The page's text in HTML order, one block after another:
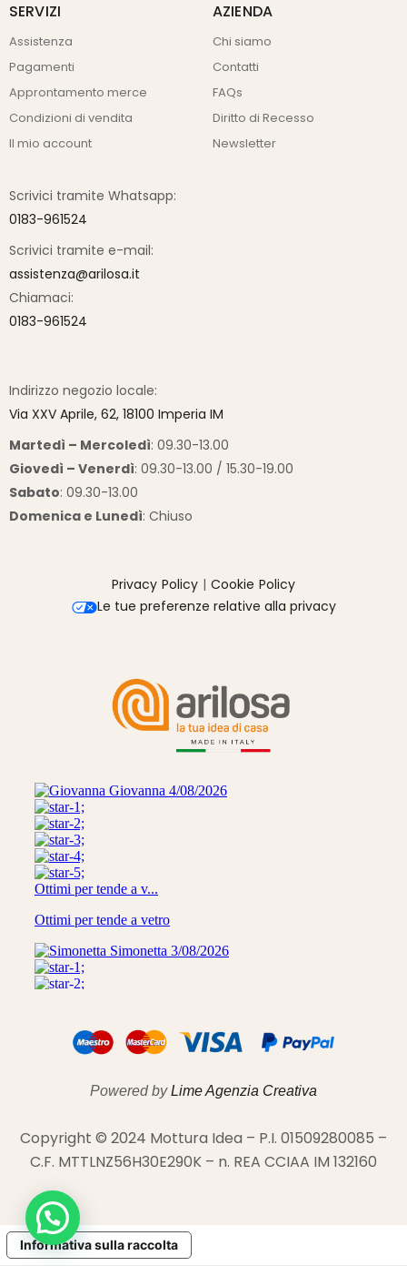
SERVIZI
Assistenza
Pagamenti
Approntamento merce
Condizioni di vendita
Il mio account
AZIENDA
Chi siamo
Contatti
FAQs
Diritto di Recesso
Newsletter
Scrivici tramite Whatsapp:
0183-961524
Scrivici tramite e-mail:
assistenza@arilosa.it
Chiamaci:
0183-961524
Indirizzo negozio locale:
Via XXV Aprile, 62, 18100 Imperia IM
Martedì – Mercoledì: 09.30-13.00
Giovedì – Venerdì: 09.30-13.00 / 15.30-19.00
Sabato: 09.30-13.00
Domenica e Lunedì: Chiuso
Privacy Policy | Cookie Policy
Le tue preferenze relative alla privacy
Powered byLime Agenzia Creativa
Copyright © 2024 Mottura Idea – P.I. 01509280085 –
C.F. MTTLNZ56H30E290K – n. REA CCIAA IM 132160
Informativa sulla raccolta